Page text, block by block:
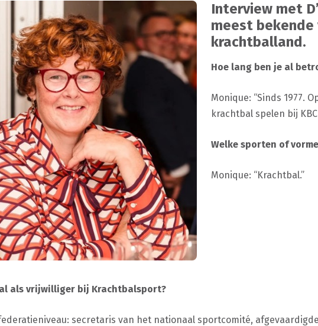
Interview met
meest
krachtballand.
Hoe lang ben je al
Monique: “Sinds 1977.
krachtbal spelen bij KBC
Welke sporten of
Monique: “Krachtbal.”
als vrijwilliger bij Krachtbalsport?
secretaris van het nationaal sportcomité,